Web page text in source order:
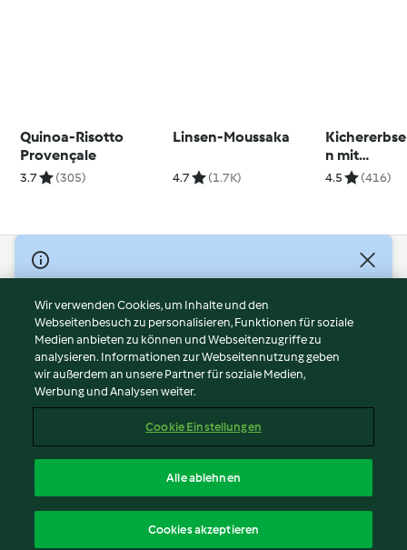
Quinoa-Risotto
Provençale
3.7 (305)
Linsen-Moussaka
4.7 (1.7K)
n mit
4.5 (416)
© Copyright 2026
Nutzungsbedingungen
Datenschutzrichtlinien
Disclaimer
Impressum
Cookies
Abo kündigen
Erklärung zur Barrierefreiheit
Wir verwenden Cookies, um Inhalte und den
Webseitenbesuch zu personalisieren, Funktionen für soziale
Medien anbieten zu können und Webseitenzugriffe zu
analysieren. Informationen zur Webseitennutzung geben
wir außerdem an unsere Partner für soziale Medien,
Werbung und Analysen weiter.
Cookie Einstellungen
Alle ablehnen
Cookies akzeptieren